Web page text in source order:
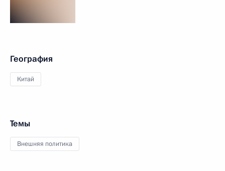
География
Китай
Темы
Внешняя политика